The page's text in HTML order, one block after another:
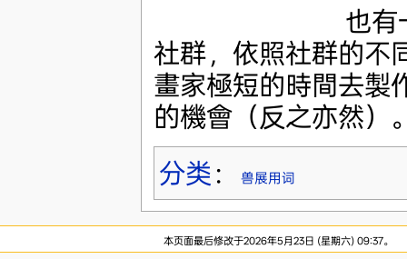
也有
社群，依照社群的不
畫家極短的時間去製
的機會（反之亦然）
分类 ： 兽展用词
本页面最后修改于2026年5月23日 (星期六) 09:37。